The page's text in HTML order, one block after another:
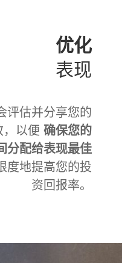
优化
表现
评估并分享您的
，以便 确保您的
分配给表现最佳
度地提高您的投
资回报率。